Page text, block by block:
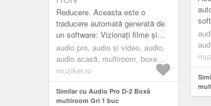
Reducere. Aceasta este o
traducere automată generată de
un software: Vizionați filme și
ascultați muzică cu o calitate
audio excepțională atunci când
aveți d...
audio pro, audio și video, audio,
audio acasă, multiroom, boxe
multiroom, grey
muziker.ro
Similar cu Audio Pro D-2 Boxă
multiroom Gri 1 buc
că